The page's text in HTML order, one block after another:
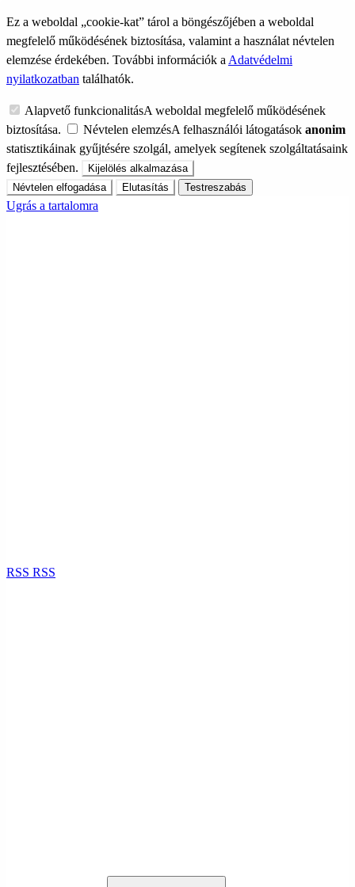
Ez a weboldal „cookie-kat” tárol a böngészőjében a weboldal
megfelelő működésének biztosítása, valamint a használat névtelen
elemzése érdekében. További információk a Adatvédelmi
nyilatkozatban találhatók.
Alapvető funkcionalitásA weboldal megfelelő működésének
biztosítása.
Névtelen elemzésA felhasználói látogatások anonim
statisztikáinak gyűjtésére szolgál, amelyek segítenek szolgáltatásaink
fejlesztésében.
Kijelölés alkalmazása
Névtelen elfogadása
Elutasítás Testreszabás
Ugrás a tartalomra
RSS RSS